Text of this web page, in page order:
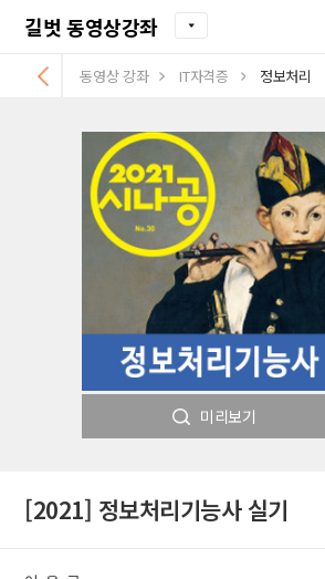
길벗 동영상강좌
동영상 강좌 IT자격증 정보처리
미리보기
[2021] 정보처리기능사 실기